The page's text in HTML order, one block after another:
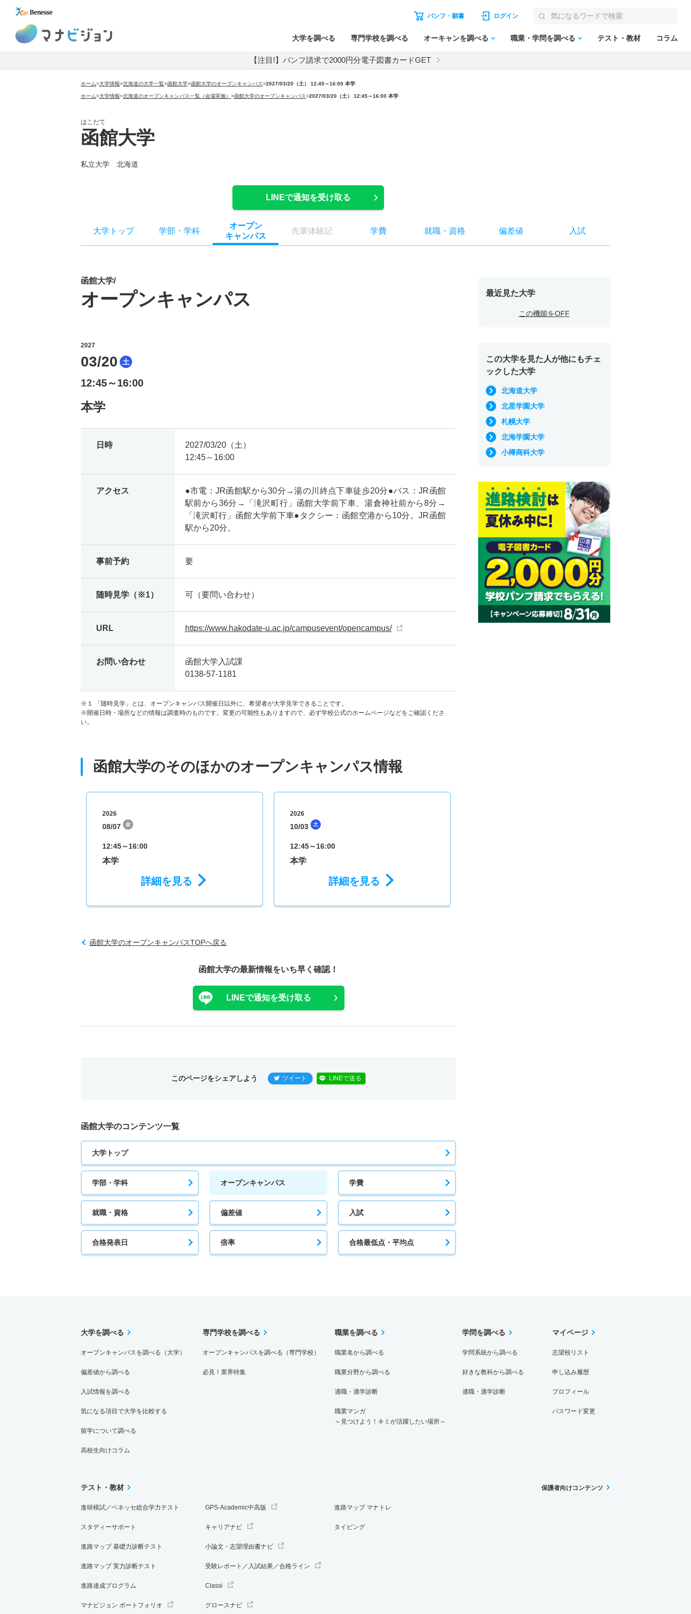
パンフ・願書 ログイン
大学を調べる 専門学校を調べる オーキャンを調べる 職業・学問を調べる テスト・教材 コラム
【注目!】パンフ請求で2000円分電子図書カードGET
ホーム>大学情報>北海道の大学一覧>函館大学>函館大学のオープンキャンパス>2027/03/20（土） 12:45～16:00 本学
ホーム>大学情報>北海道のオープンキャンパス一覧（会場実施） >函館大学のオープンキャンパス>2027/03/20（土） 12:45～16:00 本学
はこだて
函館大学
私立大学 北海道
LINEで通知を受け取る
大学トップ 学部 ・ 学科
オープン
キャンパス
先輩体験記 学費 就職・ 資格 偏差値 入試
函館大学/
オープンキャンパス
2027
03/20 土
12:45～16:00
本学
日時
2027/03/20（土）
12:45～16:00
アクセス
●市電：JR函館駅から30分→湯の川終点下車徒歩20分●バス：JR函館
駅前から36分→「滝沢町行」函館大学前下車、湯倉神社前から8分→
「滝沢町行」函館大学前下車●タクシー：函館空港から10分。JR函館
駅から20分。
事前予約 要
随時見学（※1） 可（要問い合わせ）
URL https://www.hakodate-u.ac.jp/campusevent/opencampus/
お問い合わせ
函館大学入試課
0138-57-1181
※１ 「随時見学」とは、オープンキャンパス開催日以外に、希望者が大学見学できることです。
※開催日時・場所などの情報は調査時のものです。変更の可能性もありますので、必ず学校公式のホームページなどをご確認くださ
い。
函館大学のそのほかのオープンキャンパス情報
2026
08/07 金
12:45～16:00
本学
詳細を見る
2026
10/03 土
12:45～16:00
本学
詳細を見る
函館大学のオープンキャンパスTOPへ戻る
函館大学の最新情報をいち早く確認！
LINEで通知を受け取る
このページをシェアしよう ツイート LINEで送る
函館大学のコンテンツ一覧
大学トップ
学部・学科 オープンキャンパス 学費
就職・資格 偏差値 入試
合格発表日 倍率 合格最低点・平均点
最近見た大学
この機能をOFF
この大学を見た人が他にもチェ
ックした大学
北海道大学
北星学園大学
札幌大学
北海学園大学
小樽商科大学
大学を調べる
オープンキャンパスを調べる（大学）
偏差値から調べる
入試情報を調べる
気になる項目で大学を比較する
留学について調べる
高校生向けコラム
専門学校を調べる
オープンキャンパスを調べる（専門学校）
必見！業界特集
職業を調べる
職業名から調べる
職業分野から調べる
適職・適学診断
職業マンガ
～見つけよう！キミが活躍したい場所～
学問を調べる
学問系統から調べる
好きな教科から調べる
適職・適学診断
マイページ
志望校リスト
申し込み履歴
プロフィール
パスワード変更
テスト・教材
進研模試／ベネッセ総合学力テスト
スタディーサポート
進路マップ 基礎力診断テスト
進路マップ 実力診断テスト
進路達成プログラム
マナビジョン ポートフォリオ
GPS-Academic中高版
キャリアナビ
小論文・志望理由書ナビ
受験レポート／入試結果／合格ライン
Classi
グロースナビ
進路マップ マナトレ
タイピング
保護者向けコンテンツ